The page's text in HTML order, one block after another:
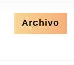
Archivo